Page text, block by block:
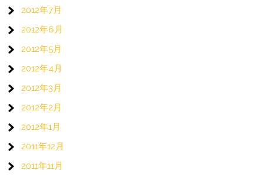
2012年7月
2012年6月
2012年5月
2012年4月
2012年3月
2012年2月
2012年1月
2011年12月
2011年11月